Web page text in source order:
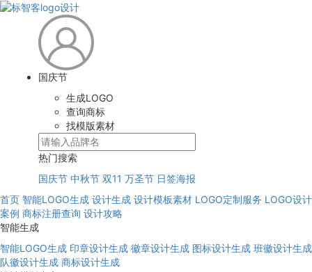
国庆节
生成LOGO
查询商标
找模版素材
热门搜索
国庆节 中秋节 双11 万圣节 日签海报
首页 智能LOGO生成 设计生成 设计模板素材 LOGO定制服务 LOGO设计
案例 商标注册查询 设计攻略
智能生成
智能LOGO生成 印章设计生成 徽章设计生成 图标设计生成 班徽设计生成
队徽设计生成 商标设计生成